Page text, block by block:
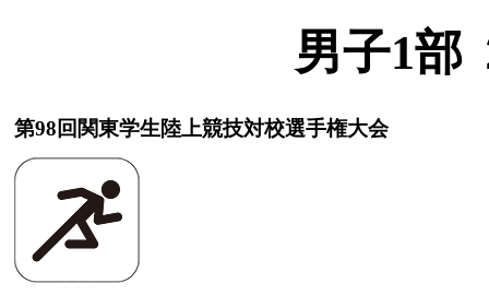
男子1部
第98回関東学生陸上競技対校選手権大会